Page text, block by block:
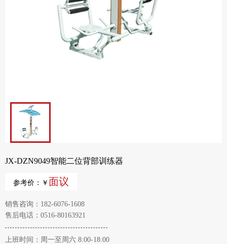
JX-DZN9049智能二位背部训练器
参考价：￥ 面议
销售咨询：182-6076-1608
售后电话：0516-80163921
上班时间：周一至周六 8:00-18:00